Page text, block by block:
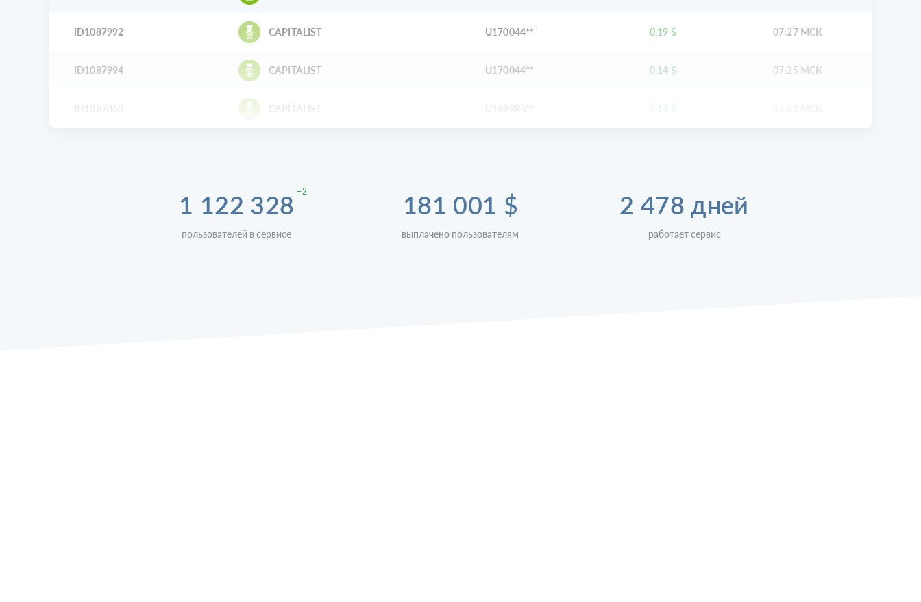
ID1087992 CAPITALIST U170044** 0,19 $ 07:27 МСК
ID1087994 CAPITALIST U170044** 0,14 $ 07:25 МСК
0,14 $
1 122 328 +2
пользователей в сервисе
181 001 $
выплачено пользователям
2 478 дней
работает сервис